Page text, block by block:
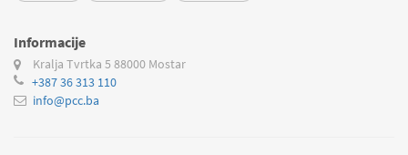
Informacije
Kralja Tvrtka 5 88000 Mostar
+387 36 313 110
info@pcc.ba